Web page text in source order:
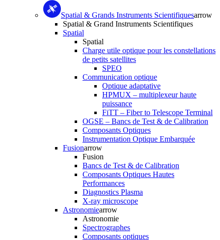
Spatial & Grands Instruments Scientifiquesarrow
Spatial & Grand Instruments Scientifiques
Spatial
Spatial
Charge utile optique pour les constellations
de petits satellites
SPEO
Communication optique
Optique adaptative
HPMUX – multiplexeur haute
puissance
FiTT – Fiber to Telescope Terminal
OGSE – Bancs de Test & de Calibration
Composants Optiques
Instrumentation Optique Embarquée
Fusionarrow
Fusion
Bancs de Test & de Calibration
Composants Optiques Hautes
Performances
Diagnostics Plasma
X-ray microscope
Astronomiearrow
Astronomie
Spectrographes
Composants optiques